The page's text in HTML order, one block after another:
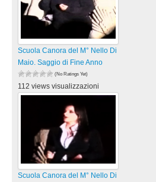
Scuola Canora del M° Nello Di
Maio. Saggio di Fine Anno
(No Ratings Yet)
112 views visualizzazioni
Scuola Canora del M° Nello Di